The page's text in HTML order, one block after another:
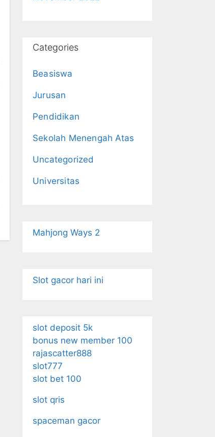
Categories
Beasiswa
Jurusan
Pendidikan
Sekolah Menengah Atas
Uncategorized
Universitas
Mahjong Ways 2
Slot gacor hari ini
slot deposit 5k
bonus new member 100
rajascatter888
slot777
slot bet 100
slot qris
spaceman gacor